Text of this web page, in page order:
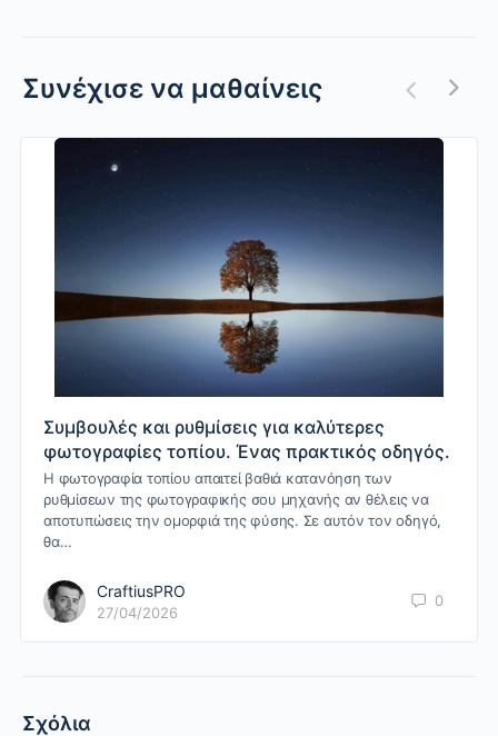
Συνέχισε να μαθαίνεις
Συμβουλές και ρυθμίσεις για καλύτερες
φωτογραφίες τοπίου. Ένας πρακτικός οδηγός.
Η φωτογραφία τοπίου απαιτεί βαθιά κατανόηση των
ρυθμίσεων της φωτογραφικής σου μηχανής αν θέλεις να
αποτυπώσεις την ομορφιά της φύσης. Σε αυτόν τον οδηγό,
θα…
CraftiusPRO
27/04/2026
0
Σχόλια